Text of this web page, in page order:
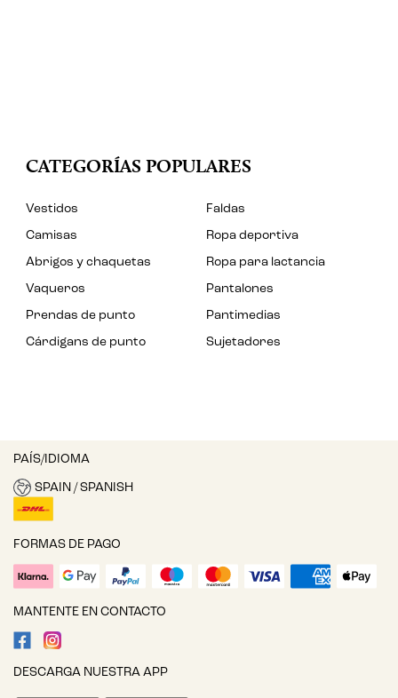
CATEGORÍAS POPULARES
Vestidos
Faldas
Camisas
Ropa deportiva
Abrigos y chaquetas
Ropa para lactancia
Vaqueros
Pantalones
Prendas de punto
Pantimedias
Cárdigans de punto
Sujetadores
PAÍS/IDIOMA
SPAIN / SPANISH
FORMAS DE PAGO
MANTENTE EN CONTACTO
DESCARGA NUESTRA APP